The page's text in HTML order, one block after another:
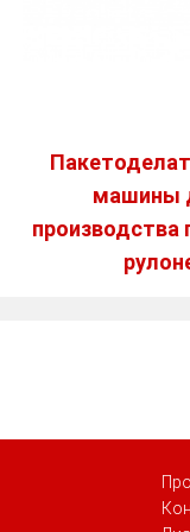
машины
производства